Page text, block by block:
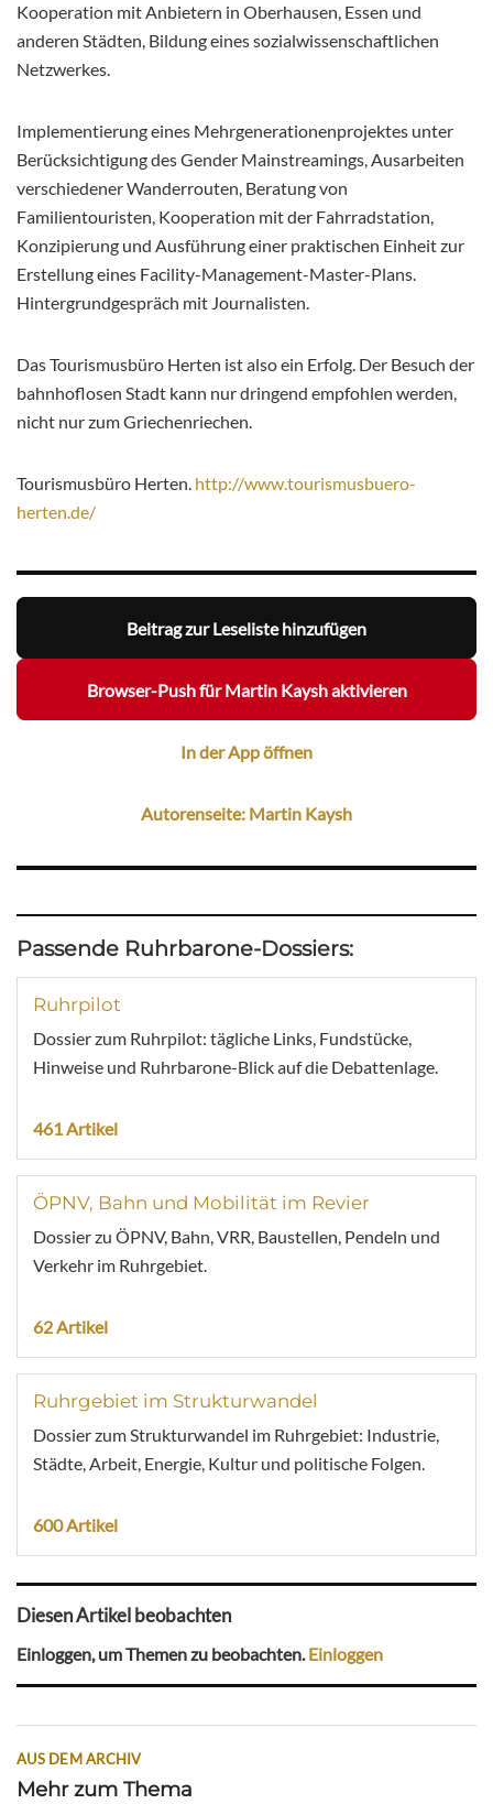
Kooperation mit Anbietern in Oberhausen, Essen und
anderen Städten, Bildung eines sozialwissenschaftlichen
Netzwerkes.
Implementierung eines Mehrgenerationenprojektes unter
Berücksichtigung des Gender Mainstreamings, Ausarbeiten
verschiedener Wanderrouten, Beratung von
Familientouristen, Kooperation mit der Fahrradstation,
Konzipierung und Ausführung einer praktischen Einheit zur
Erstellung eines Facility-Management-Master-Plans.
Hintergrundgespräch mit Journalisten.
Das Tourismusbüro Herten ist also ein Erfolg. Der Besuch der
bahnhoflosen Stadt kann nur dringend empfohlen werden,
nicht nur zum Griechenriechen.
Tourismusbüro Herten. http://www.tourismusbuero-
herten.de/
Beitrag zur Leseliste hinzufügen
Browser-Push für Martin Kaysh aktivieren
In der App öffnen
Autorenseite: Martin Kaysh
Passende Ruhrbarone-Dossiers:
Ruhrpilot
Dossier zum Ruhrpilot: tägliche Links, Fundstücke,
Hinweise und Ruhrbarone-Blick auf die Debattenlage.
461 Artikel
ÖPNV, Bahn und Mobilität im Revier
Dossier zu ÖPNV, Bahn, VRR, Baustellen, Pendeln und
Verkehr im Ruhrgebiet.
62 Artikel
Ruhrgebiet im Strukturwandel
Dossier zum Strukturwandel im Ruhrgebiet: Industrie,
Städte, Arbeit, Energie, Kultur und politische Folgen.
600 Artikel
Diesen Artikel beobachten
Einloggen, um Themen zu beobachten.Einloggen
AUS DEM ARCHIV
Mehr zum Thema